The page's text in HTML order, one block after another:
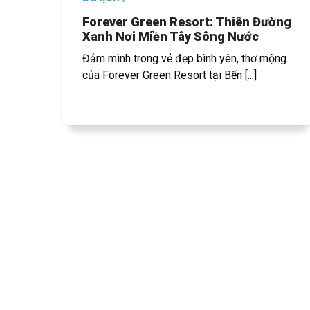
Forever Green Resort: Thiên Đường
Xanh Nơi Miền Tây Sông Nước
Đắm mình trong vẻ đẹp bình yên, thơ mộng
của Forever Green Resort tại Bến [...]